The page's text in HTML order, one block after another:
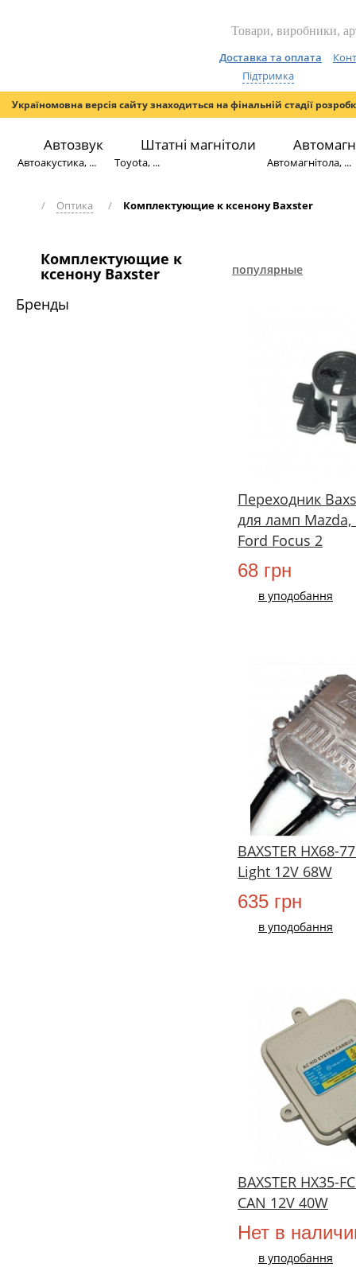
Доставка та оплата
Підтримка
Україномовна версія сайту знаходиться на фінальній стадії
Автозвук
Автоакустика, ...
Штатні магнітоли
Toyota, ... Автомагнітола, ...
/ Оптика / Комплектующие к ксенону Baxster
Комплектующие к
ксенону Baxster
Бренды
популярные
Переходник
для ламп Mazda,
Ford Focus 2
68 грн
в уподобання
BAXSTER HX68-
Light 12V 68W
635 грн
в уподобання
BAXSTER HX35-
CAN 12V 40W
Нет в
в уподобання